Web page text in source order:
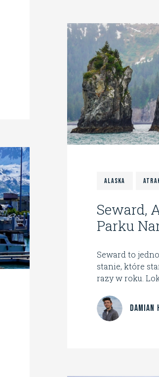
Alaska
Seward,
Parku
Seward to
stanie, które
razy w roku.
Damian